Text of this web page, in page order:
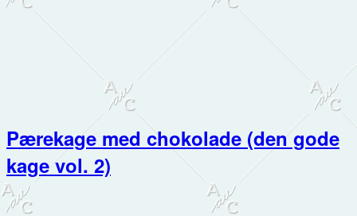
Pærekage med chokolade (den gode
kage vol. 2)